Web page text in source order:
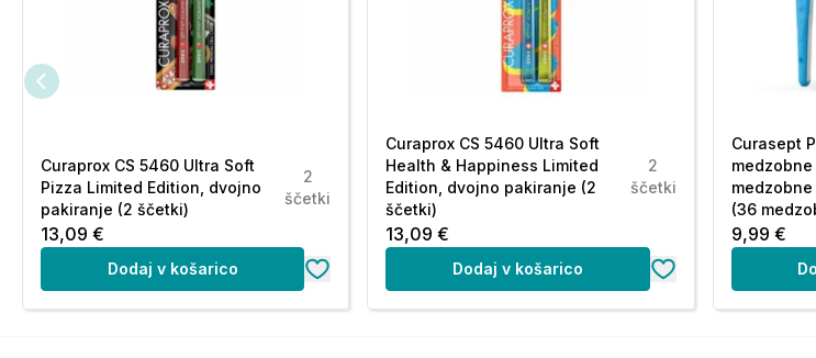
Curaprox CS 5460 Ultra Soft
Pizza Limited Edition, dvojno
pakiranje (2 ščetki)
2
ščetki
13,09 €
Dodaj v košarico
Curaprox CS 5460 Ultra Soft
Health & Happiness Limited
Edition, dvojno pakiranje (2
ščetki)
2
ščetki
13,09 €
Dodaj v košarico
Curasept
(36
9,99 €